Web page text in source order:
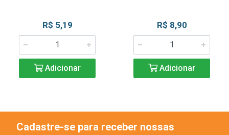
R$ 5,19
Adicionar
R$ 8,90
Adicionar
Cadastre-se para receber nossas